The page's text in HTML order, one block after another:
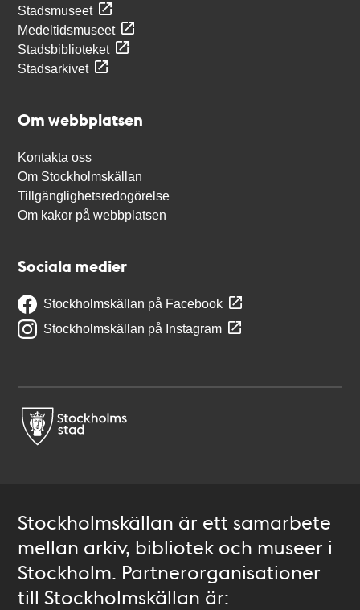
Stadsmuseet
Medeltidsmuseet
Stadsbiblioteket
Stadsarkivet
Om webbplatsen
Kontakta oss
Om Stockholmskällan
Tillgänglighetsredogörelse
Om kakor på webbplatsen
Sociala medier
Stockholmskällan på Facebook
Stockholmskällan på Instagram
Stockholmskällan är ett samarbete
mellan arkiv, bibliotek och museer i
Stockholm. Partnerorganisationer
till Stockholmskällan är: